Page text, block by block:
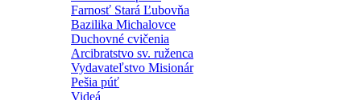
Farnosť Stará Ľubovňa
Bazilika Michalovce
Duchovné cvičenia
Arcibratstvo sv. ruženca
Vydavateľstvo Misionár
Pešia púť
Videá